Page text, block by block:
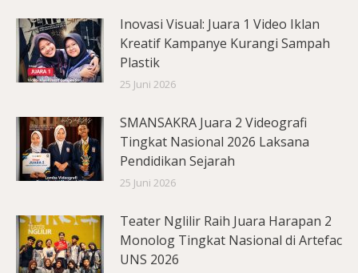
Inovasi Visual: Juara 1 Video Iklan
Kreatif Kampanye Kurangi Sampah
Plastik
25 Juni 2026
SMANSAKRA Juara 2 Videografi
Tingkat Nasional 2026 Laksana
Pendidikan Sejarah
25 Juni 2026
Teater Nglilir Raih Juara Harapan 2
Monolog Tingkat Nasional di Artefac
UNS 2026